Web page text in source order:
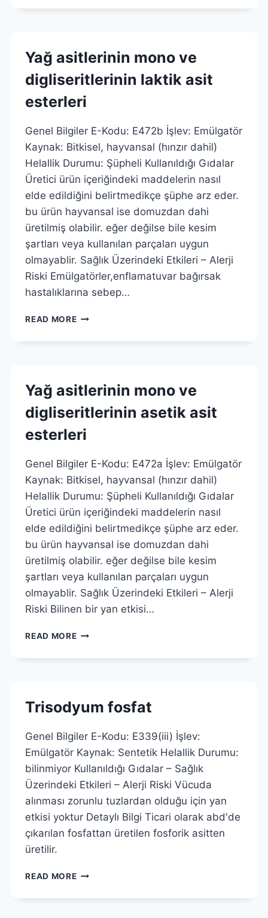
Yağ asitlerinin mono ve
digliseritlerinin laktik asit
esterleri
Genel Bilgiler E-Kodu: E472b İşlev: Emülgatör
Kaynak: Bitkisel, hayvansal (hınzır dahil)
Helallik Durumu: Şüpheli Kullanıldığı Gıdalar
Üretici ürün içeriğindeki maddelerin nasıl
elde edildiğini belirtmedikçe şüphe arz eder.
bu ürün hayvansal ise domuzdan dahi
üretilmiş olabilir. eğer değilse bile kesim
şartları veya kullanılan parçaları uygun
olmayablir. Sağlık Üzerindeki Etkileri – Alerji
Riski Emülgatörler,enflamatuvar bağırsak
hastalıklarına sebep…
READ MOREYAĞ
MONO
ASIT
ESTERLERI
Yağ asitlerinin mono ve
digliseritlerinin asetik asit
esterleri
Genel Bilgiler E-Kodu: E472a İşlev: Emülgatör
Kaynak: Bitkisel, hayvansal (hınzır dahil)
Helallik Durumu: Şüpheli Kullanıldığı Gıdalar
Üretici ürün içeriğindeki maddelerin nasıl
elde edildiğini belirtmedikçe şüphe arz eder.
bu ürün hayvansal ise domuzdan dahi
üretilmiş olabilir. eğer değilse bile kesim
şartları veya kullanılan parçaları uygun
olmayablir. Sağlık Üzerindeki Etkileri – Alerji
Riski Bilinen bir yan etkisi…
READ MOREYAĞ
MONO
ASIT
Trisodyum fosfat
Genel Bilgiler E-Kodu: E339(iii) İşlev:
Emülgatör Kaynak: Sentetik Helallik Durumu:
bilinmiyor Kullanıldığı Gıdalar – Sağlık
Üzerindeki Etkileri – Alerji Riski Vücuda
alınması zorunlu tuzlardan olduğu için yan
etkisi yoktur Detaylı Bilgi Ticari olarak abd'de
çıkarılan fosfattan üretilen fosforik asitten
üretilir.
READ MORETRISODYUM